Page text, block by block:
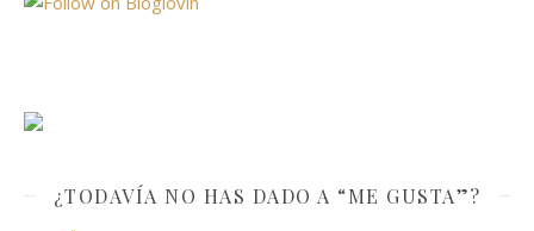
¿TODAVÍA NO HAS DADO A “ME GUSTA”?